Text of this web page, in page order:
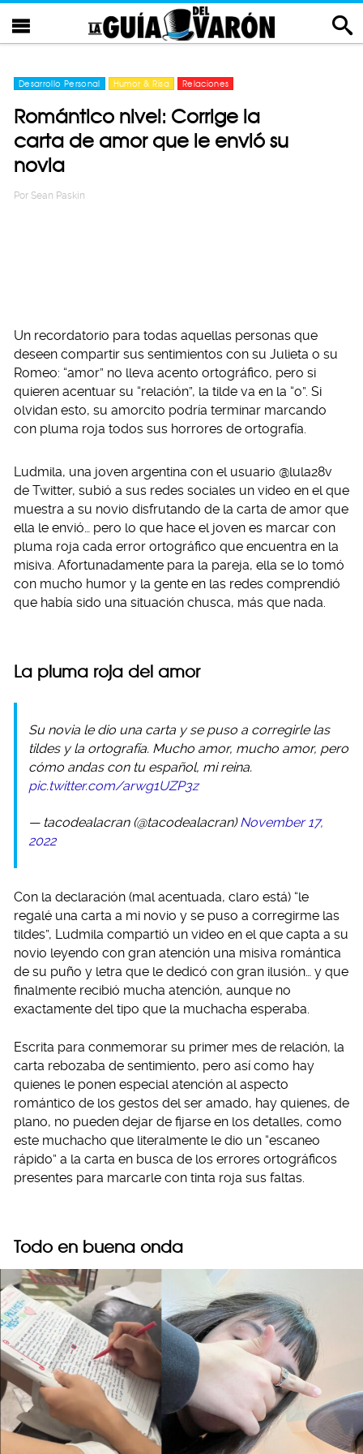
Desarrollo Personal Humor & Risa Relaciones
Romántico nivel: Corrige la
carta de amor que le envió su
novia
Por Sean Paskin
Un recordatorio para todas aquellas personas que
deseen compartir sus sentimientos con su Julieta o su
Romeo: “amor” no lleva acento ortográfico, pero si
quieren acentuar su “relación”, la tilde va en la “o”. Si
olvidan esto, su amorcito podría terminar marcando
con pluma roja todos sus horrores de ortografía.
Ludmila, una joven argentina con el usuario @lula28v
de Twitter, subió a sus redes sociales un video en el que
muestra a su novio disfrutando de la carta de amor que
ella le envió… pero lo que hace el joven es marcar con
pluma roja cada error ortográfico que encuentra en la
misiva. Afortunadamente para la pareja, ella se lo tomó
con mucho humor y la gente en las redes comprendió
que había sido una situación chusca, más que nada.
La pluma roja del amor
Su novia le dio una carta y se puso a corregirle las
tildes y la ortografía. Mucho amor, mucho amor, pero
cómo andas con tu español, mi reina.
pic.twitter.com/arwg1UZP3z
— tacodealacran (@tacodealacran)November 17,
2022
Con la declaración (mal acentuada, claro está) “le
regalé una carta a mi novio y se puso a corregirme las
tildes”, Ludmila compartió un video en el que capta a su
novio leyendo con gran atención una misiva romántica
de su puño y letra que le dedicó con gran ilusión… y que
finalmente recibió mucha atención, aunque no
exactamente del tipo que la muchacha esperaba.
Escrita para conmemorar su primer mes de relación, la
carta rebozaba de sentimiento, pero así como hay
quienes le ponen especial atención al aspecto
romántico de los gestos del ser amado, hay quienes, de
plano, no pueden dejar de fijarse en los detalles, como
este muchacho que literalmente le dio un “escaneo
rápido” a la carta en busca de los errores ortográficos
presentes para marcarle con tinta roja sus faltas.
Todo en buena onda